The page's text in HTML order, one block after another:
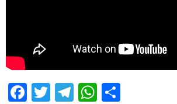
Facebook
TwitterTelegram
WhatsApp